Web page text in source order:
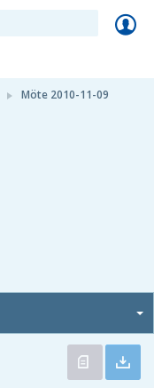
Möte 2010-11-09